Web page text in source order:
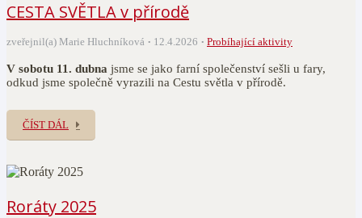
CESTA SVĚTLA v přírodě
zveřejnil(a) Marie Hluchníková 12.4.2026 Probíhající aktivity
V sobotu 11. dubna jsme se jako farní společenství sešli u fary,
odkud jsme společně vyrazili na Cestu světla v přírodě.
ČÍST DÁL
Roráty 2025